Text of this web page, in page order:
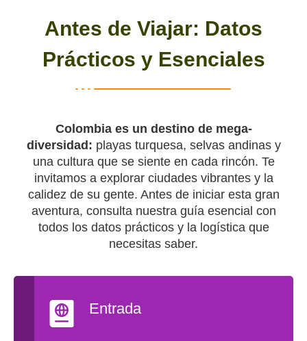
Antes de Viajar: Datos
Prácticos y Esenciales
Colombia es un destino de mega-
diversidad: playas turquesa, selvas andinas y
una cultura que se siente en cada rincón. Te
invitamos a explorar ciudades vibrantes y la
calidez de su gente. Antes de iniciar esta gran
aventura, consulta nuestra guía esencial con
todos los datos prácticos y la logística que
necesitas saber.
Entrada